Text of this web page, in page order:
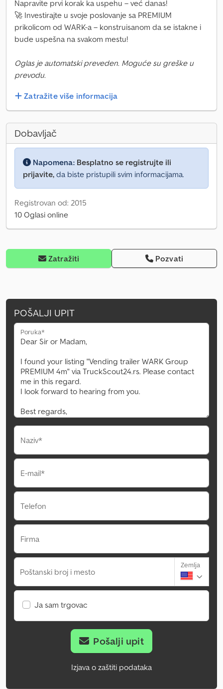
Napravite prvi korak ka uspehu – već danas!
🚀 Investirajte u svoje poslovanje sa PREMIUM
prikolicom od WARK-a – konstruisanom da se istakne i
bude uspešna na svakom mestu!
Oglas je automatski preveden. Moguće su greške u
prevodu.
Zatražite više informacija
Dobavljač
Napomena: Besplatno se registrujte ili
prijavite, da biste pristupili svim informacijama.
Registrovan od: 2015
10 Oglasi online
Zatražiti Pozvati
POŠALJI UPIT
Poruka*
Naziv*
E-mail*
Telefon
Firma
Poštanski broj i mesto
Zemlja
Ja sam trgovac
Pošalji upit
Izjava o zaštiti podataka